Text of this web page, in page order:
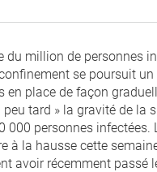
million de personnes
se poursuit
en place de façon
tard » la gravité de
000 personnes
à la hausse cette
avoir récemment passé